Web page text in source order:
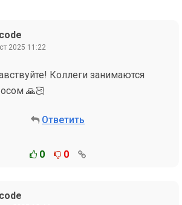
2025 11:22
Коллеги занимаются
🙏🏻
Ответить
0 0